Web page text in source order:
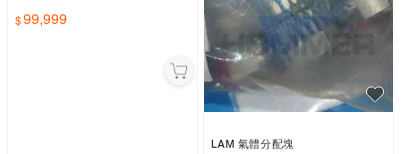
99,999
LAM 氣體分配塊